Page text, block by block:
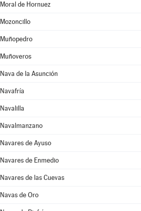
Moral de Hornuez
Mozoncillo
Muñopedro
Muñoveros
Nava de la Asunción
Navafría
Navalilla
Navalmanzano
Navares de Ayuso
Navares de Enmedio
Navares de las Cuevas
Navas de Oro